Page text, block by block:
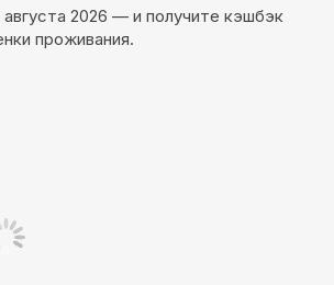
2026 — и получите кэшбэк
проживания.